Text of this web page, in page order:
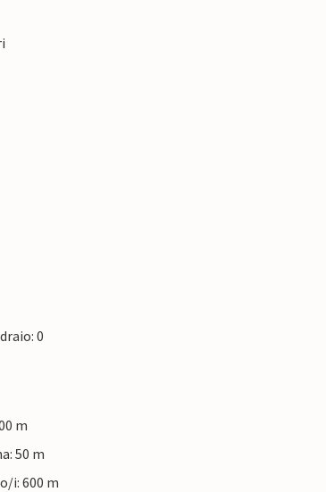
0
m
50 m
i: 600 m